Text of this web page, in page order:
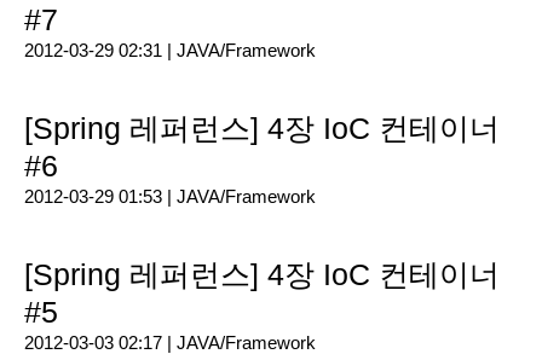
#7
2012-03-29 02:31 | JAVA/Framework
[Spring 레퍼런스] 4장 IoC 컨테이너
#6
2012-03-29 01:53 | JAVA/Framework
[Spring 레퍼런스] 4장 IoC 컨테이너
#5
2012-03-03 02:17 | JAVA/Framework